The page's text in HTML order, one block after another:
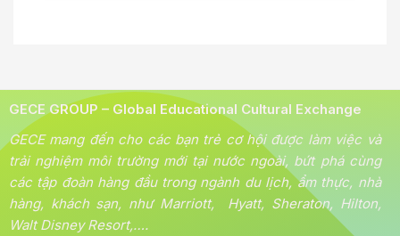
GECE GROUP – Global Educational Cultural Exchange
GECE mang đến cho các bạn trẻ cơ hội được làm việc và
trải nghiệm môi trường mới tại nước ngoài, bứt phá cùng
các tập đoàn hàng đầu trong ngành du lịch, ẩm thực, nhà
hàng, khách sạn, như Marriott, Hyatt, Sheraton, Hilton,
Walt Disney Resort,….